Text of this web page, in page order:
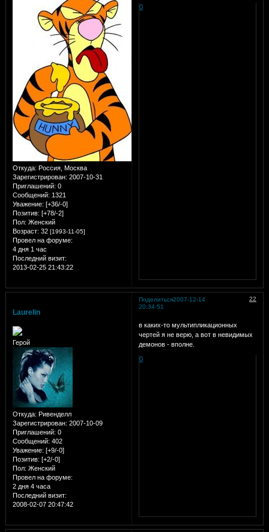
Откуда: Россия, Москва
Зарегистрирован: 2007-10-31
Приглашений: 0
Сообщений: 1321
Уважение: [+36/-0]
Позитив: [+78/-2]
Пол: Женский
Возраст: 32 [1993-11-05]
Провел на форуме:
4 дня 1 час
Последний визит:
2013-02-25 21:43:22
0
Поделиться 22
2007-12-14
20:34:51
Laurelin
Герой
Откуда: Ривенделл
Зарегистрирован: 2007-10-09
Приглашений: 0
Сообщений: 402
Уважение: [+9/-0]
Позитив: [+2/-0]
Пол: Женский
Провел на форуме:
2 дня 4 часа
Последний визит:
2008-02-07 20:47:42
в каких-то мультипликационных
чертей я не верю, а вот в невидимых
демонов - вполне.
0